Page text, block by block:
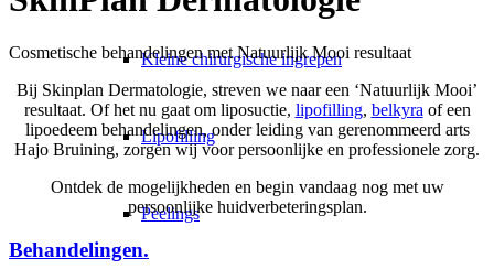
Kleine chirurgische ingrepen
Lipofilling
Peelings
Cosmetische behandelingen met Natuurlijk Mooi resultaat
Bij Skinplan Dermatologie, streven we naar een ‘Natuurlijk Mooi’
resultaat. Of het nu gaat om liposuctie, lipofilling, belkyra of een
lipoedeem behandelingen, onder leiding van gerenommeerd arts
Hajo Bruining, zorgen wij voor persoonlijke en professionele zorg.
Ontdek de mogelijkheden en begin vandaag nog met uw
persoonlijke huidverbeteringsplan.
Behandelingen.